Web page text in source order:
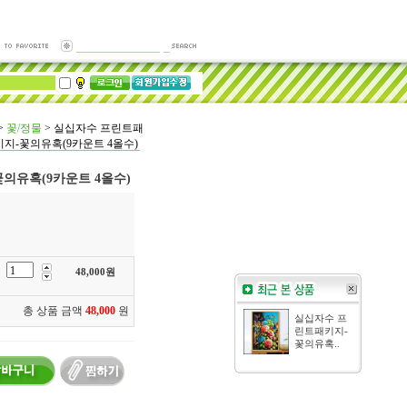
꽃/정물 > 실십자수 프린트패
지-꽃의유혹(9카운트 4올수)
유혹(9카운트 4올수)
48,000원
총 상품 금액 48,000 원
실십자수 프
린트패키지-
꽃의유혹..